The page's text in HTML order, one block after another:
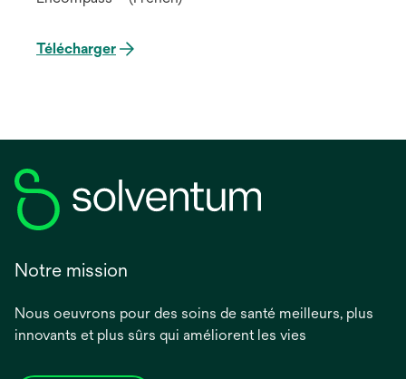
Télécharger
Notre mission
Nous oeuvrons pour des soins de santé meilleurs, plus
innovants et plus sûrs qui améliorent les vies